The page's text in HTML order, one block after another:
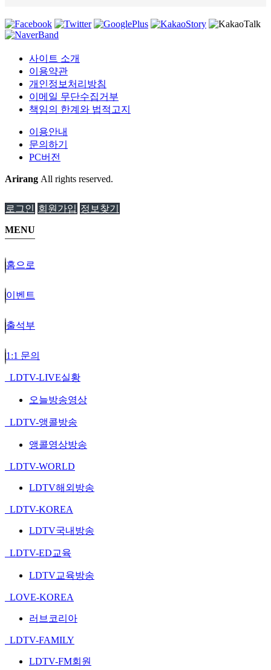
사이트 소개
이용약관
개인정보처리방침
이메일 무단수집거부
책임의 한계와 법적고지
이용안내
문의하기
PC버전
Arirang All rights reserved.
로그인 회원가입 정보찾기
MENU
홈으로
이벤트
출석부
1:1 문의
LDTV-LIVE실황
오늘방송영상
LDTV-앵콜방송
앵콜영상방송
LDTV-WORLD
LDTV해외방송
LDTV-KOREA
LDTV국내방송
LDTV-ED교육
LDTV교육방송
LOVE-KOREA
러브코리아
LDTV-FAMILY
LDTV-FM회원